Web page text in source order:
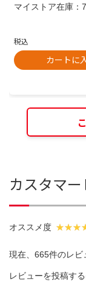
マイストア在庫：
税込
カートに
カスタマ
オススメ度
現在、665件のレビ
レビューを投稿す